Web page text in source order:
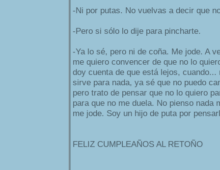
-Ni por putas. No vuelvas a decir que
-Pero si sólo lo dije para pincharte.
-Ya lo sé, pero ni de coña. Me jode. A
me quiero convencer de que no lo
doy cuenta de que está lejos, cuando...
sirve para nada, ya sé que no puedo
pero trato de pensar que no lo quiero
para que no me duela. No pienso nada
me jode. Soy un hijo de puta por
FELIZ CUMPLEAÑOS AL RETOÑO